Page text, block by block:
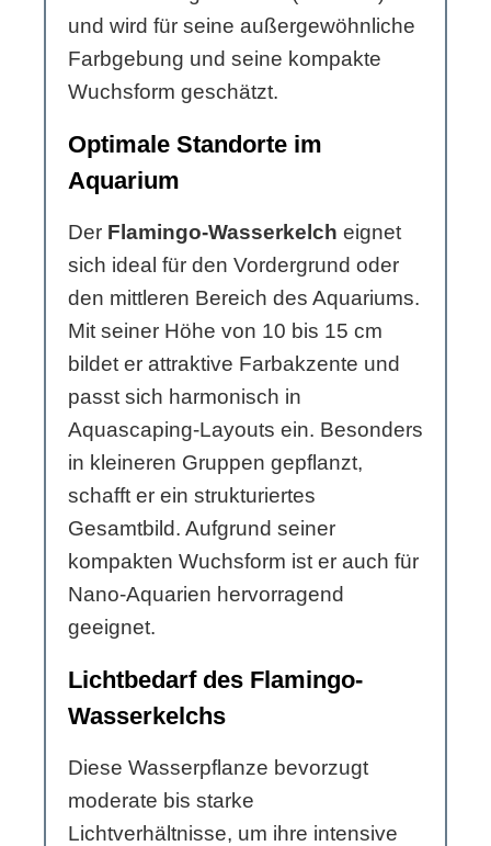
und wird für seine außergewöhnliche
Farbgebung und seine kompakte
Wuchsform geschätzt.
Optimale Standorte im
Aquarium
Der Flamingo-Wasserkelch eignet
sich ideal für den Vordergrund oder
den mittleren Bereich des Aquariums.
Mit seiner Höhe von 10 bis 15 cm
bildet er attraktive Farbakzente und
passt sich harmonisch in
Aquascaping-Layouts ein. Besonders
in kleineren Gruppen gepflanzt,
schafft er ein strukturiertes
Gesamtbild. Aufgrund seiner
kompakten Wuchsform ist er auch für
Nano-Aquarien hervorragend
geeignet.
Lichtbedarf des Flamingo-
Wasserkelchs
Diese Wasserpflanze bevorzugt
moderate bis starke
Lichtverhältnisse, um ihre intensive